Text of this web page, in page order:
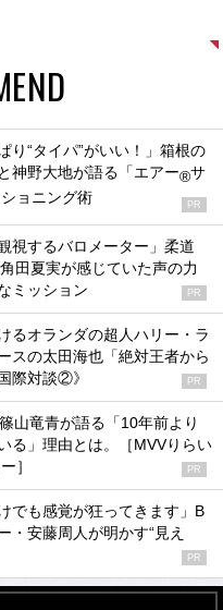
り“タイパ”がいい！」箱根の
神野大地が語る「エアー®サ
ョニング術 PR
視するバロメーター」柔道
田夏実が感じていた声の力
ミッション
PR
るオランダの超人ハリー・ラ
スの太田海也「絶対王者から
際対談②》
PR
山竜青が語る「10年前より
る」理由とは。［MVVりらい
］
PR
でも感覚が狂ってきます」B
・安藤周人が明かす“見え
PR